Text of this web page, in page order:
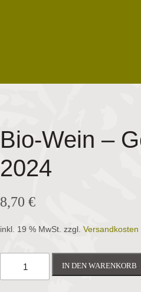
Bio-Wein –
2024
8,70 €
inkl. 19 % MwSt. zzgl. Versandkosten
IN DEN WARENKORB